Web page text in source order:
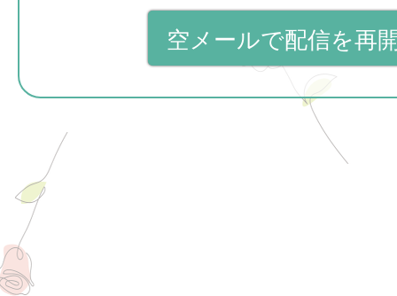
空メールで配信を再